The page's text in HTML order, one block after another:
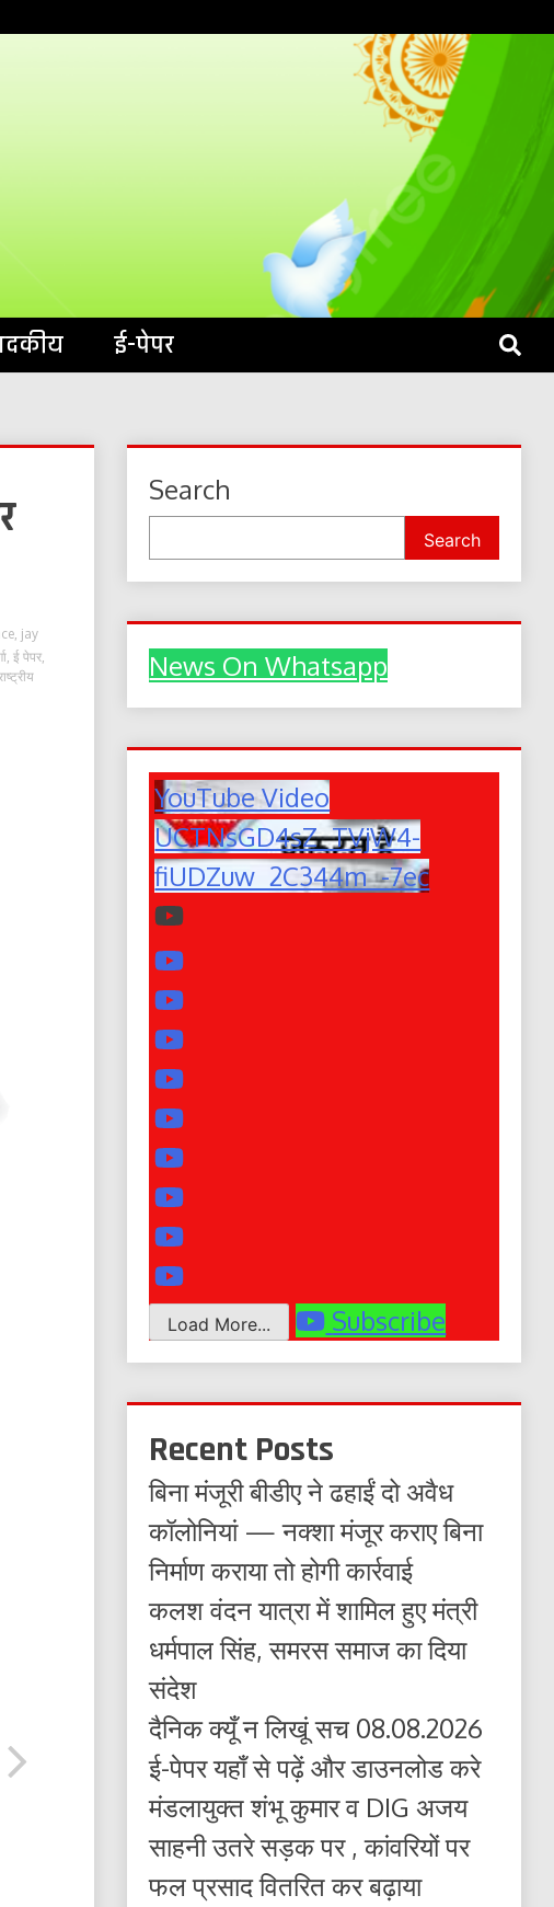
LIVE
ई-पेपर
, jay
, ई पेपर,
Search
Search
News On Whatsapp
YouTube Video
UCTNsGD4sZ_TVjW4-
fiUDZuw_2C344m_-7ec
Load More... Subscribe
Recent Posts
बिना मंजूरी बीडीए ने ढहाईं दो अवैध
कॉलोनियां — नक्शा मंजूर कराए बिना
निर्माण कराया तो होगी कार्रवाई
कलश वंदन यात्रा में शामिल हुए मंत्री
धर्मपाल सिंह, समरस समाज का दिया
संदेश
दैनिक क्यूँ न लिखूं सच 08.08.2026
ई-पेपर यहाँ से पढ़ें और डाउनलोड करे
मंडलायुक्त शंभू कुमार व DIG अजय
साहनी उतरे सड़क पर , कांवरियों पर
फल प्रसाद वितरित कर बढ़ाया